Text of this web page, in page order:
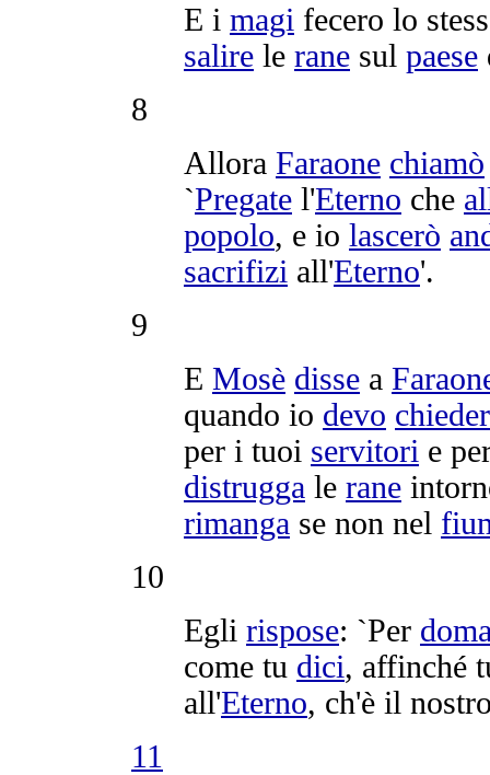
E i magi fecero lo
salire le rane sul paese
8
Allora Faraone chiamò
`Pregate l'Eterno che
popolo, e io lascerò
sacrifizi all'Eterno'.
9
E Mosè disse a
quando io devo
per i tuoi servitori e
distrugga le rane
rimanga se non nel
10
Egli rispose: `Per
come tu dici, affinché
all'Eterno, ch'è il
11